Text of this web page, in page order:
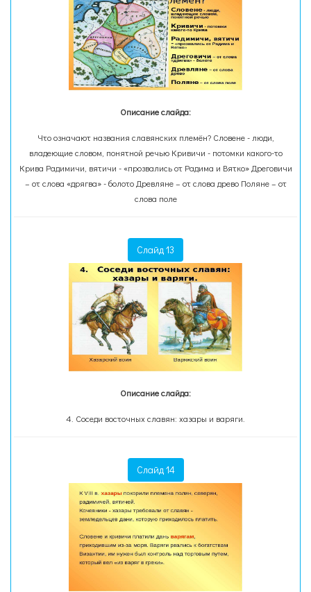
Описание слайда:
Что означают названия славянских племён? Словене - люди,
владеющие словом, понятной речью Кривичи - потомки какого-то
Крива Радимичи, вятичи - «прозвались от Радима и Вятко» Дреговичи
– от слова «дрягва» - болото Древляне – от слова древо Поляне – от
слова поле
Слайд 13
Описание слайда:
4. Соседи восточных славян: хазары и варяги.
Слайд 14